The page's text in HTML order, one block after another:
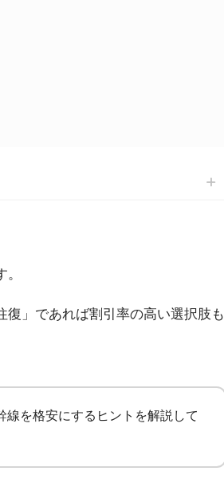
復」であれば割引率の高い選択肢も
線を格安にするヒントを解説して